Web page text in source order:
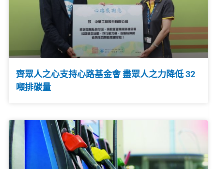
齊眾人之心支持心路基金會 盡眾人之力降低 32
噸排碳量